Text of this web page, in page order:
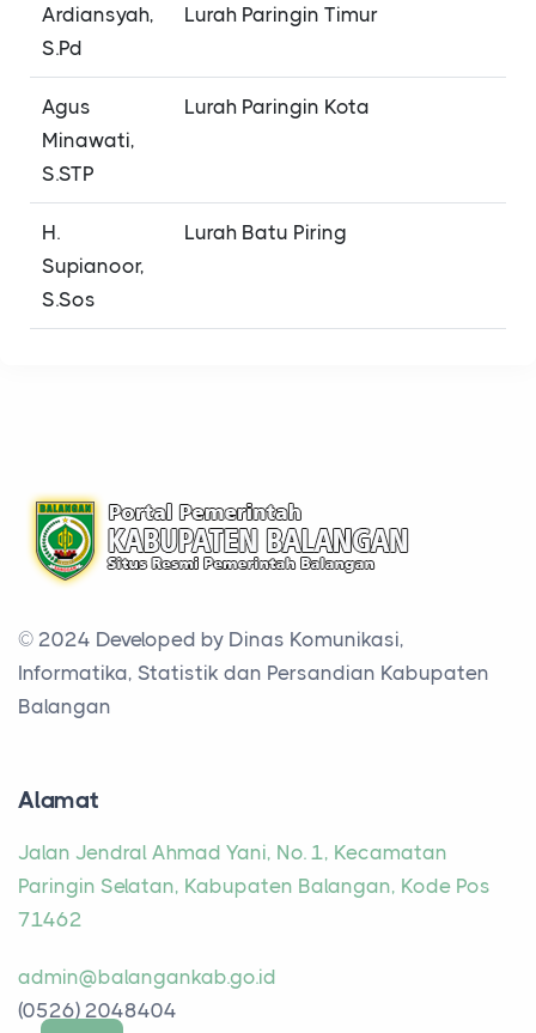
Ardiansyah,
S.Pd
Lurah Paringin Timur
Agus
Minawati,
S.STP
Lurah Paringin Kota
H.
Supianoor,
S.Sos
Lurah Batu Piring
© 2024 Developed by Dinas Komunikasi,
Informatika, Statistik dan Persandian Kabupaten
Balangan
Alamat
Jalan Jendral Ahmad Yani, No. 1, Kecamatan
Paringin Selatan, Kabupaten Balangan, Kode Pos
71462
admin@balangankab.go.id
(0526) 2048404